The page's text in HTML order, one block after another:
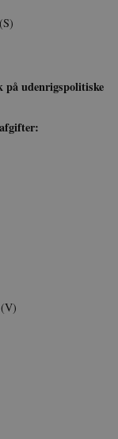
udenrigspolitiske